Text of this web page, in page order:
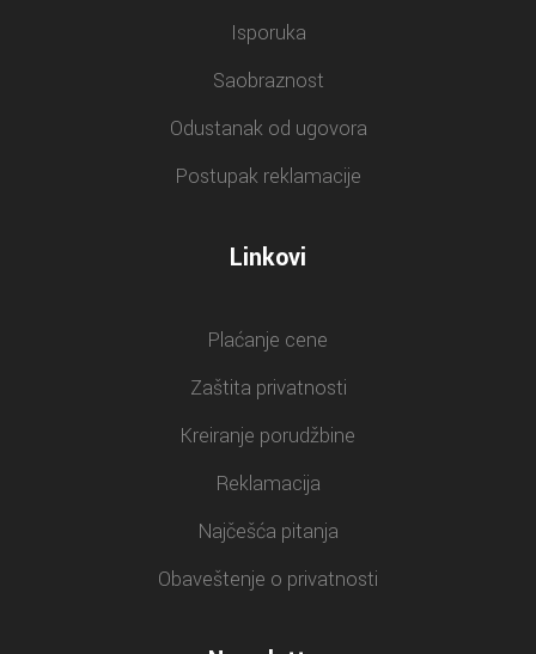
Isporuka
Saobraznost
Odustanak od ugovora
Postupak reklamacije
Linkovi
Plaćanje cene
Zaštita privatnosti
Kreiranje porudžbine
Reklamacija
Najčešća pitanja
Obaveštenje o privatnosti